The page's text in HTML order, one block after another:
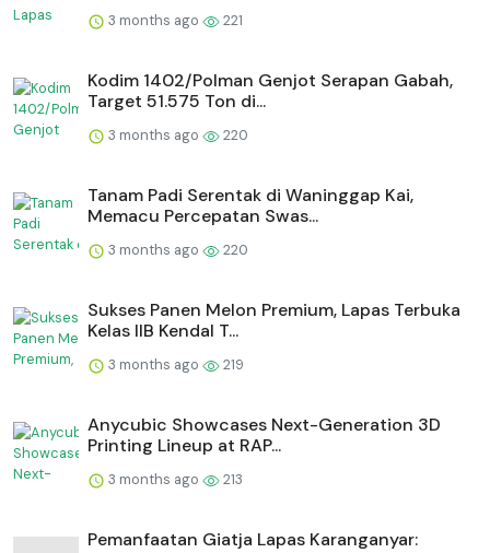
3 months ago 221
Kodim 1402/Polman Genjot Serapan Gabah,
Target 51.575 Ton di...
3 months ago 220
Tanam Padi Serentak di Waninggap Kai,
Memacu Percepatan Swas...
3 months ago 220
Sukses Panen Melon Premium, Lapas Terbuka
Kelas IIB Kendal T...
3 months ago 219
Anycubic Showcases Next-Generation 3D
Printing Lineup at RAP...
3 months ago 213
Pemanfaatan Giatja Lapas Karanganyar: